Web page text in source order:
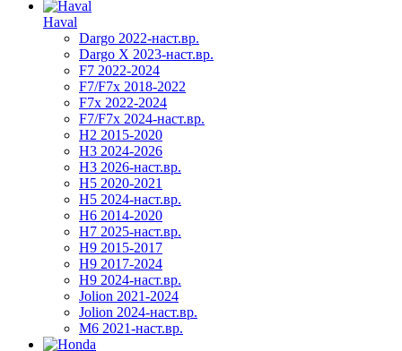
Haval
Dargo 2022-наст.вр.
Dargo X 2023-наст.вр.
F7 2022-2024
F7/F7x 2018-2022
F7x 2022-2024
F7/F7x 2024-наст.вр.
H2 2015-2020
H3 2024-2026
H3 2026-наст.вр.
H5 2020-2021
H5 2024-наст.вр.
H6 2014-2020
H7 2025-наст.вр.
H9 2015-2017
H9 2017-2024
H9 2024-наст.вр.
Jolion 2021-2024
Jolion 2024-наст.вр.
М6 2021-наст.вр.